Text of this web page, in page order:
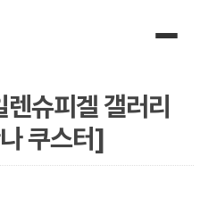
슈피겔 갤러리
쿠스터]